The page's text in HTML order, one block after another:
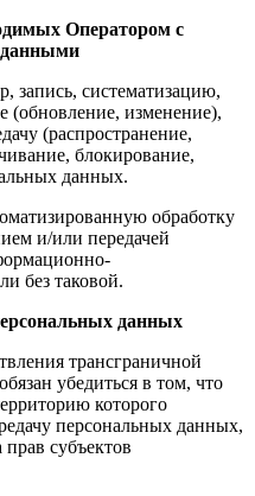
Оператором с
запись, систематизацию,
(обновление, изменение),
(распространение,
блокирование,
данных.
обработку
и/или передачей
без таковой.
данных
трансграничной
убедиться в том, что
которого
персональных данных,
субъектов